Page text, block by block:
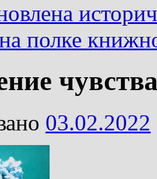
полке
03.02.2022